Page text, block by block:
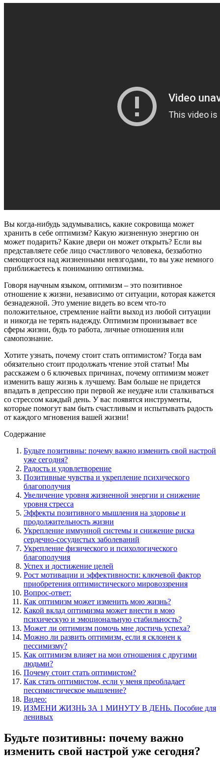
Вы когда-нибудь задумывались, какие сокровища может
хранить в себе оптимизм? Какую жизненную энергию он
может подарить? Какие двери он может открыть? Если вы
представляете себе лицо счастливого человека, беззаботно
смеющегося над жизненными невзгодами, то вы уже немного
приближаетесь к пониманию оптимизма.
Говоря научным языком, оптимизм – это позитивное
отношение к жизни, независимо от ситуации, которая кажется
безнадежной. Это умение видеть во всем что-то
положительное, стремление найти выход из любой ситуации
и никогда не терять надежду. Оптимизм пронизывает все
сферы жизни, будь то работа, личные отношения или
самопознание.
Хотите узнать, почему стоит стать оптимистом? Тогда вам
обязательно стоит продолжать чтение этой статьи! Мы
расскажем о 6 ключевых причинах, почему оптимизм может
изменить вашу жизнь к лучшему. Вам больше не придется
впадать в депрессию при первой же неудаче или сталкиваться
со стрессом каждый день. У вас появятся инструменты,
которые помогут вам быть счастливым и испытывать радость
от каждого мгновения вашей жизни!
Содержание
Будьте позитивны: почему важно изменить свой настрой
уже сегодня?
Радость и удовлетворение
Позитивные чувства и укрепление психического
благополучия
Увеличение уровня жизненной энергии и снижение
уровня стресса
Эффекты позитивного мышления на здоровье и
продолжительность жизни
Укрепление иммунной системы и снижение риска
сердечно-сосудистых заболеваний
Укрепление физического и психологического
благополучия
Успех и достижение целей
Рост мотивации и эффективности: ключевой фактор
приобретения оптимистического мировоззрения
Вопрос-ответ:
Как оптимизм может изменить мою жизнь?
Какой вклад оптимизма может внести в мою
психическую и эмоциональную стабильность?
Может ли оптимизм помочь мне достичь успеха?
Можно ли развить оптимизм, если я склонен к
пессимизму?
Как оптимизм влияет на мои отношения с другими
людьми?
Почему стоит стать оптимистом?
Как стать оптимистом, если у меня преобладает
пессимистическое мышление?
Видео:
ИЗМЕНИ ЖИЗНЬ ЗА 1 МИНУТУ В ДЕНЬ. Пособие для
ленивых
Будьте позитивны: почему важно
изменить свой настрой уже сегодня?